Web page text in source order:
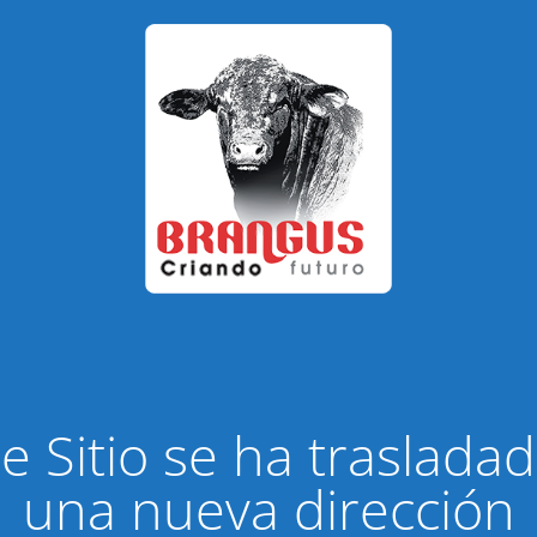
Sitio se ha
una nueva dirección